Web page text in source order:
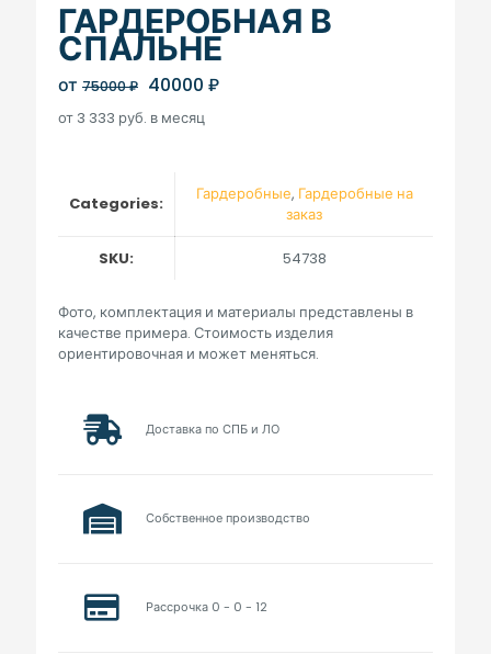
ГАРДЕРОБНАЯ В
СПАЛЬНЕ
от 75000₽ Original
was:
40000 ₽Current
от 3 333 руб. в месяц
Categories: Гардеробные, Гардеробные на
заказ
SKU: 54738
Фото, комплектация и материалы представлены в
качестве примера. Стоимость изделия
ориентировочная и может меняться.
Доставка по СПБ и ЛО
Собственное производство
Рассрочка 0 - 0 - 12